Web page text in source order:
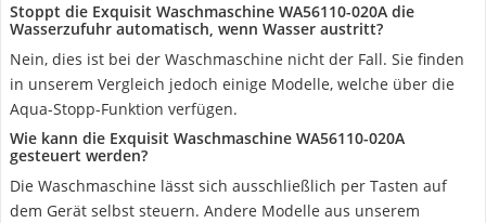
Stoppt die Exquisit Waschmaschine WA56110-020A die
Wasserzufuhr automatisch, wenn Wasser austritt?
Nein, dies ist bei der Waschmaschine nicht der Fall. Sie finden
in unserem Vergleich jedoch einige Modelle, welche über die
Aqua-Stopp-Funktion verfügen.
Wie kann die Exquisit Waschmaschine WA56110-020A
gesteuert werden?
Die Waschmaschine lässt sich ausschließlich per Tasten auf
dem Gerät selbst steuern. Andere Modelle aus unserem